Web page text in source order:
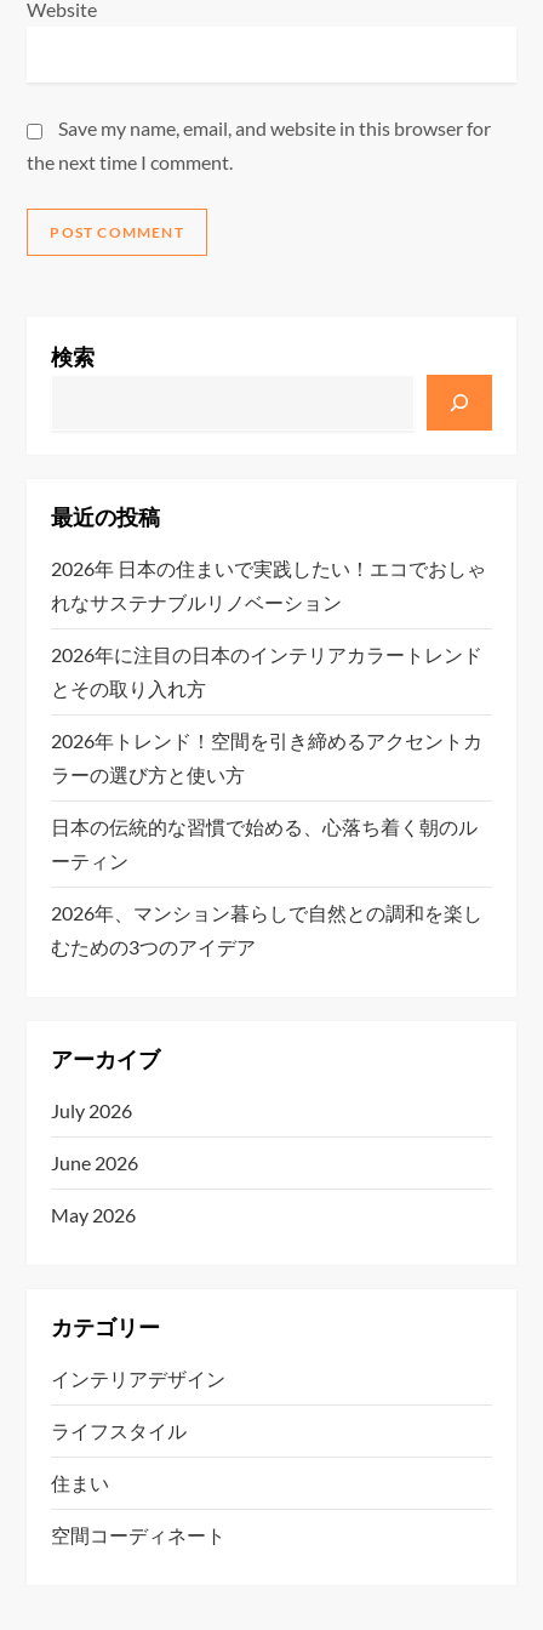
Website
Save my name, email, and website in this browser for
the next time I comment.
検索
最近の投稿
2026年 日本の住まいで実践したい！エコでおしゃ
れなサステナブルリノベーション
2026年に注目の日本のインテリアカラートレンド
とその取り入れ方
2026年トレンド！空間を引き締めるアクセントカ
ラーの選び方と使い方
日本の伝統的な習慣で始める、心落ち着く朝のル
ーティン
2026年、マンション暮らしで自然との調和を楽し
むための3つのアイデア
アーカイブ
July 2026
June 2026
May 2026
カテゴリー
インテリアデザイン
ライフスタイル
住まい
空間コーディネート